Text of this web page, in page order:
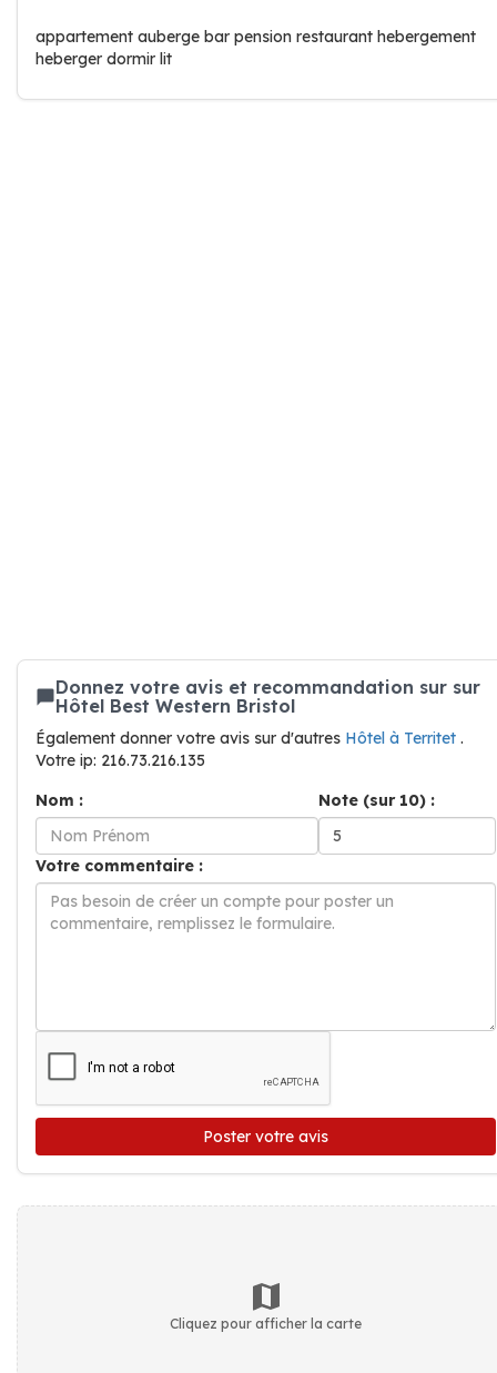
appartement auberge bar pension restaurant hebergement
heberger dormir lit
Donnez votre avis et recommandation sur sur
Hôtel Best Western Bristol
Également donner votre avis sur d'autres Hôtel à Territet .
Votre ip: 216.73.216.135
Nom :
Note (sur 10) :
Votre commentaire :
Poster votre avis
Cliquez pour afficher la carte